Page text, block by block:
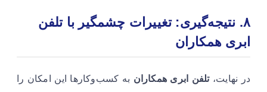
۸. نتیجه‌گیری: تغییرات چشمگیر با تلفن
ابری همکاران
در نهایت،تلفن ابری همکاران به کسب‌وکارها این امکان را